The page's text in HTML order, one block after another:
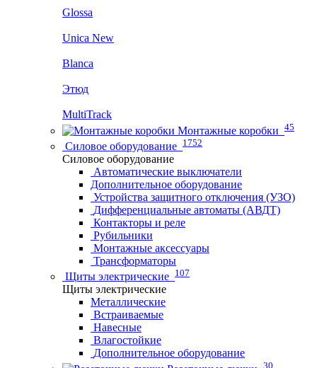
Glossa
Unica New
Blanca
Этюд
MultiTrack
Монтажные коробки 45
Силовое оборудование 1752
Силовое оборудование
Автоматические выключатели
Дополнительное оборудование
Устройства защитного отключения (УЗО)
Дифференциальные автоматы (АВДТ)
Контакторы и реле
Рубильники
Монтажные аксессуары
Трансформаторы
Щиты электрические 107
Щиты электрические
Металлические
Встраиваемые
Навесные
Влагостойкие
Дополнительное оборудование
30